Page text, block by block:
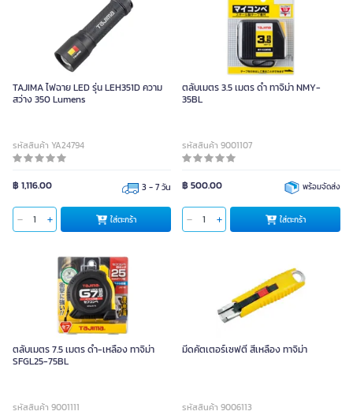
TAJIMA ไฟฉาย LED รุ่น LEH351D ความ
สว่าง 350 Lumens
รหัสสินค้า YA24794
฿ 1,116.00 3 - 7 วัน
ใส่ตะกร้า
ตลับเมตร 3.5 เมตร ดำ ทาจิม่า NMY-
35BL
รหัสสินค้า 9001107
฿ 500.00 พร้อมจัดส่ง
ใส่ตะกร้า
ตลับเมตร 7.5 เมตร ดำ-เหลือง ทาจิม่า
SFGL25-75BL
รหัสสินค้า 9001111
มีดคัตเตอร์เซฟตี้ สีเหลือง ทาจิม่า
รหัสสินค้า 9006113